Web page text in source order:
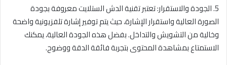
5. الجودة والاستقرار: تعتبر تقنية الدش الستلايت معروفة بجودة
الصورة العالية واستقرار الإشارة، حيث يتم توفير إشارة تلفزيونية واضحة
وخالية من التشويش والتداخل. بفضل هذه الجودة العالية، يمكنك
الاستمتاع بمشاهدة المحتوى بتجربة فائقة الدقة ووضوح.